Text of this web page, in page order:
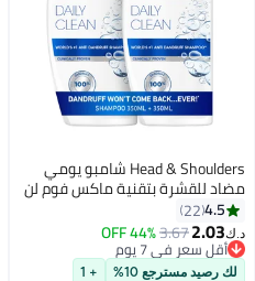
Head & Shoulders شامبو يومي
مضاد للقشرة بتقنية ماكس فوم لن
تعود القشرة مجددًا
4.5
22
د.ك‏2.03
3.67
44% OFFأقل سعر في 7 يوم
تم بيع +90 مؤخرًا
أقل سعر في 7 يوم
لك رصيد مسترجع 10% + 1